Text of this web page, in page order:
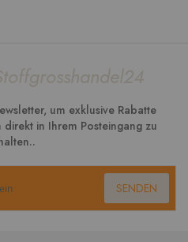
um exklusive Rabatte
in Ihrem Posteingang zu
SENDEN